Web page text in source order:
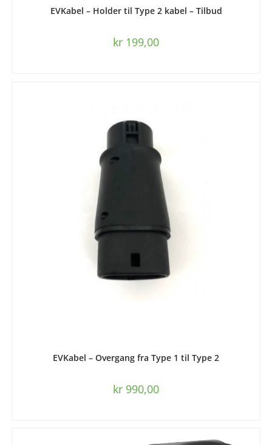
EVKabel – Holder til Type 2 kabel – Tilbud
kr 199,00
EVKabel – Overgang fra Type 1 til Type 2
kr 990,00